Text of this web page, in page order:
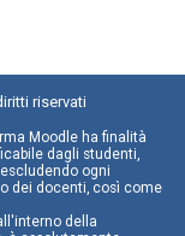
riservati
Moodle ha finalità
dagli studenti,
ogni
dei docenti, così come
della